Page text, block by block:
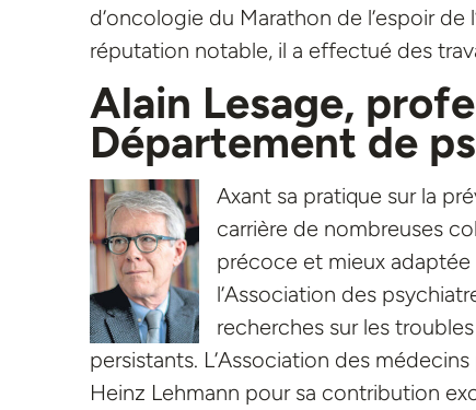
d’oncologie du Marathon de l’espoir de
réputation notable, il a effectué des
Alain Lesage,
Département de
Axant sa pratique sur la
carrière de nombreuses
précoce et mieux
l’Association des
recherches sur les
persistants. L’Association des
Heinz Lehmann pour sa contribution